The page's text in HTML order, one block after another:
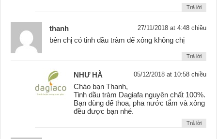
Trả lời
thanh 27/11/2018 at 4:48 chiều
bên chị có tinh dầu tràm để xông không chị
Trả lời
NHƯ HÀ 05/12/2018 at 10:58 chiều
Chào bạn Thanh,
Tinh dầu tràm Dagiafa nguyên chất 100%.
Bạn dùng để thoa, pha nước tắm và xông
đều được bạn nhé.
Trả lời